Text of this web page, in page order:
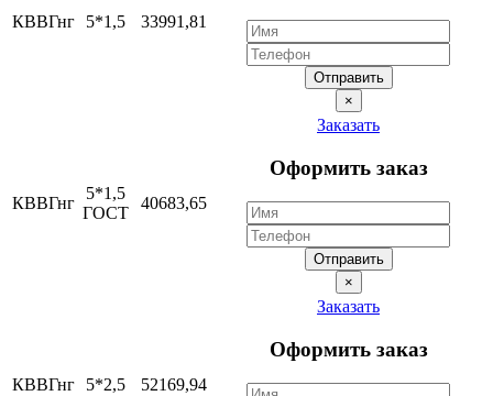
КВВГнг 5*1,5 33991,81
Отправить
×
КВВГнг
5*1,5
ГОСТ
40683,65
Заказать
Оформить заказ
Отправить
×
КВВГнг 5*2,5 52169,94
Заказать
Оформить заказ